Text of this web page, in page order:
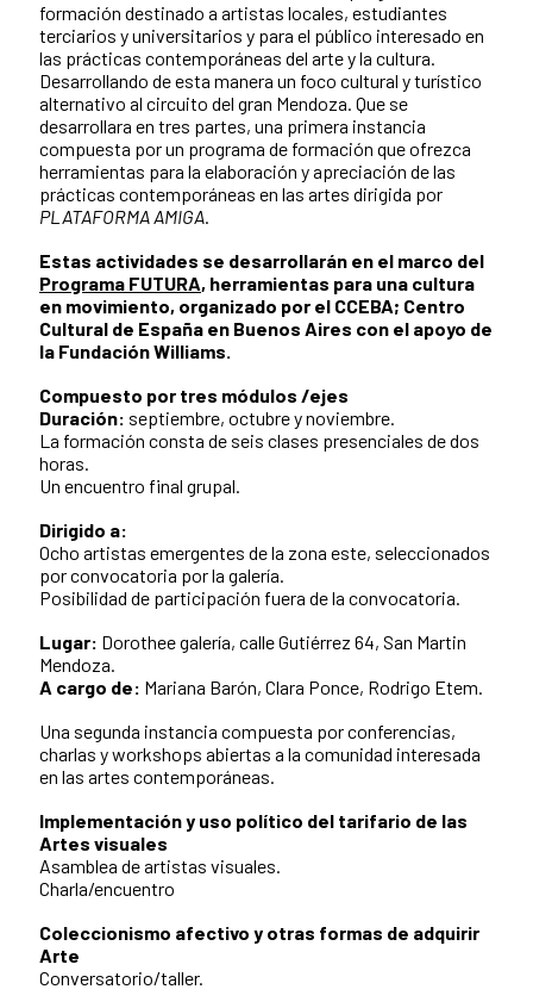
formación destinado a artistas locales, estudiantes
terciarios y universitarios y para el público interesado en
las prácticas contemporáneas del arte y la cultura.
Desarrollando de esta manera un foco cultural y turístico
alternativo al circuito del gran Mendoza. Que se
desarrollara en tres partes, una primera instancia
compuesta por un programa de formación que ofrezca
herramientas para la elaboración y apreciación de las
prácticas contemporáneas en las artes dirigida por
PLATAFORMA AMIGA
Estas actividades se desarrollarán en el marco del
Programa FUTURA, herramientas para una cultura
en movimiento, organizado por el CCEBA; Centro
Cultural de España en Buenos Aires con el apoyo de
la Fundación Williams.
Compuesto por tres módulos /ejes
Duración: septiembre, octubre y noviembre.
La formación consta de seis clases presenciales de dos
horas.
Un encuentro final grupal.
Dirigido a:
Ocho artistas emergentes de la zona este, seleccionados
por convocatoria por la galería.
Posibilidad de participación fuera de la convocatoria.
Lugar: Dorothee galería, calle Gutiérrez 64, San Martin
Mendoza.
A cargo de: Mariana Barón, Clara Ponce, Rodrigo Etem.
Una segunda instancia compuesta por conferencias,
charlas y workshops abiertas a la comunidad interesada
en las artes contemporáneas.
Implementación y uso político del tarifario de las
Artes visuales
Asamblea de artistas visuales.
Charla/encuentro
Coleccionismo afectivo y otras formas de adquirir
Arte
Conversatorio/taller.